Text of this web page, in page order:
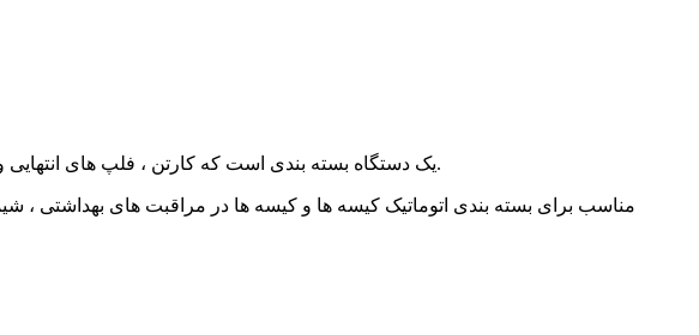
دستگاه کارتن ساکت KXH-130 یک دستگاه بسته بندی است که کارتن ، فلپ های انتهایی و کارتن های مهر و موم را تشکیل می دهد ، یکپارچه سازی نور ، برق ، گاز.
مناسب برای بسته بندی اتوماتیک کیسه ها و کیسه ها در مراقبت های بهداشتی ،